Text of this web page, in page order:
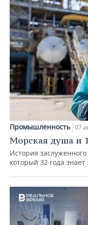
Промышленность 07
Морская душа и
История
который 32 года